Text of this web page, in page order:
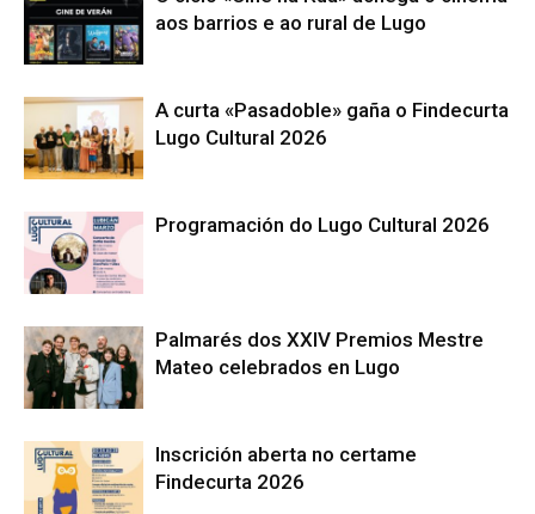
aos barrios e ao rural de Lugo
A curta «Pasadoble» gaña o Findecurta
Lugo Cultural 2026
Programación do Lugo Cultural 2026
Palmarés dos XXIV Premios Mestre
Mateo celebrados en Lugo
Inscrición aberta no certame
Findecurta 2026